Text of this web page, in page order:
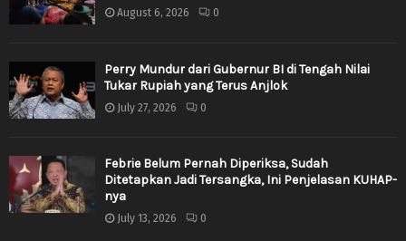
August 6, 2026 0
Perry Mundur dari Gubernur BI di Tengah Nilai
Tukar Rupiah yang Terus Anjlok
July 27, 2026 0
Febrie Belum Pernah Diperiksa, Sudah
Ditetapkan Jadi Tersangka, Ini Penjelasan KUHAP-
nya
July 13, 2026 0